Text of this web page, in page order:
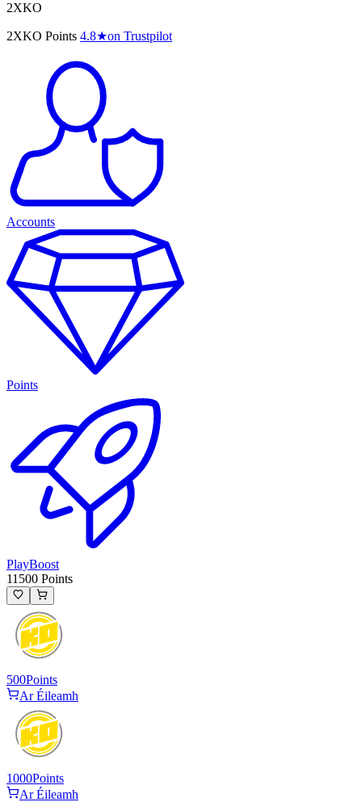
2XKO
2XKO Points 4.8★on Trustpilot
Accounts
Points
PlayBoost
11500 Points
500Points
Ar Éileamh
1000Points
Ar Éileamh